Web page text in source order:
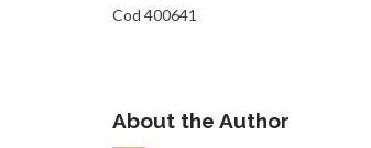
Cod 400641
About the Author